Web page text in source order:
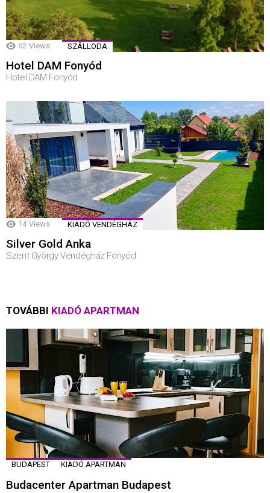
62 Views SZÁLLODA
Hotel DAM Fonyód
Hotel DAM Fonyód
14 Views KIADÓ VENDÉGHÁZ
Silver Gold Anka
Szent György Vendégház Fonyód
TOVÁBBI KIADÓ APARTMAN
BUDAPEST KIADÓ APARTMAN
Budacenter Apartman Budapest